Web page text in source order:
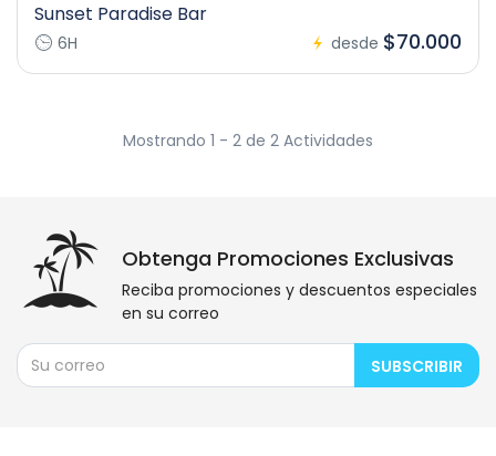
Sunset Paradise Bar
6H desde $70.000
Mostrando 1 - 2 de 2 Actividades
Obtenga Promociones Exclusivas
Reciba promociones y descuentos especiales
en su correo
SUBSCRIBIR